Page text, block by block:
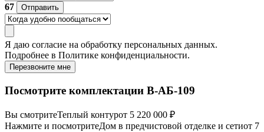
67
Отправить
Я даю согласие на обработку персональных данных.
Подробнее в Политике конфиденциальности.
Перезвоните мне
Посмотрите комплектации В-АБ-109
Вы смотритеТеплый контурот 5 220 000 ₽
Нажмите и посмотритеДом в предчистовой отделке и сетиот 7